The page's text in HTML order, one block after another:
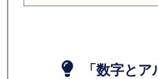
「数字とア